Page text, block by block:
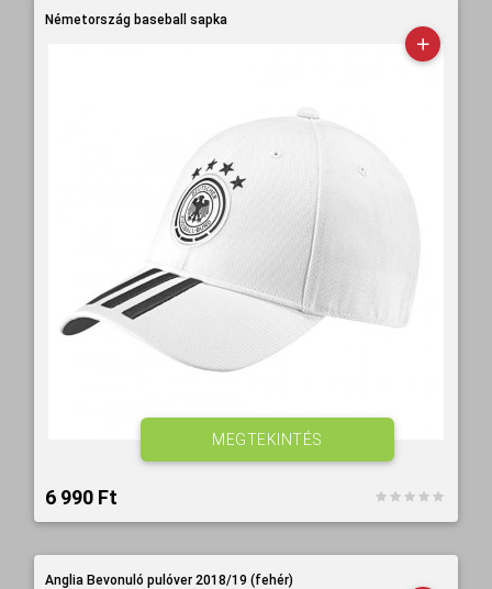
Németország baseball sapka
6 990 Ft‎
MEGTEKINTÉS
Anglia Bevonuló pulóver 2018/19 (fehér)